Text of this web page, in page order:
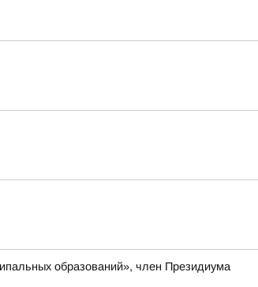
образований», член Президиума